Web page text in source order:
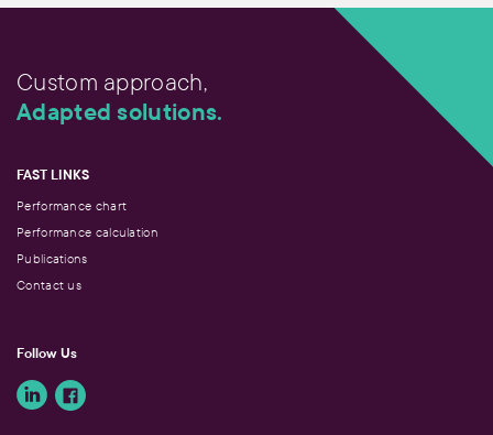
Custom approach,
Adapted solutions.
FAST LINKS
Performance chart
Performance calculation
Publications
Contact us
Follow Us